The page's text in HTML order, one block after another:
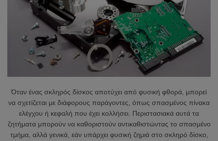
Όταν ένας σκληρός δίσκος αποτύχει από φυσική φθορά, μπορεί
να σχετίζεται με διάφορους παράγοντες, όπως σπασμένος πίνακα
ελέγχου ή κεφαλή που έχει κολλήσει. Περιστασιακά αυτά τα
ζητήματα μπορούν να καθοριστούν αντικαθιστώντας το σπασμένο
τμήμα, αλλά γενικά, εάν υπάρχει φυσική ζημιά στο σκληρό δίσκο,